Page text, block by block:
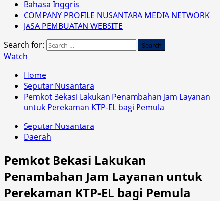
Bahasa Inggris
COMPANY PROFILE NUSANTARA MEDIA NETWORK
JASA PEMBUATAN WEBSITE
Search for:
Watch
Home
Seputar Nusantara
Pemkot Bekasi Lakukan Penambahan Jam Layanan
untuk Perekaman KTP-EL bagi Pemula
Seputar Nusantara
Daerah
Pemkot Bekasi Lakukan
Penambahan Jam Layanan untuk
Perekaman KTP-EL bagi Pemula